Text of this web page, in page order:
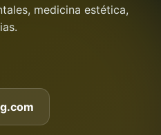
medicina estética,